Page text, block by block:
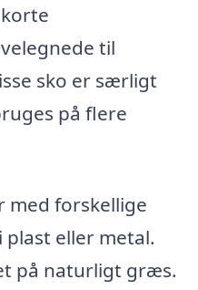
til
sko er særligt
på flere
med forskellige
eller metal.
på naturligt græs.